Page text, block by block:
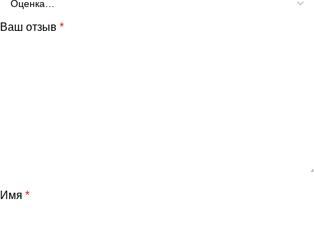
Ваш отзыв *
Имя *